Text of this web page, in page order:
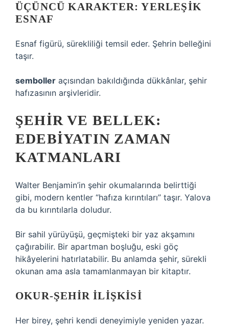
ÜÇÜNCÜ KARAKTER: YERLEŞIK
ESNAF
Esnaf figürü, sürekliliği temsil eder. Şehrin belleğini
taşır.
semboller açısından bakıldığında dükkânlar, şehir
hafızasının arşivleridir.
ŞEHIR VE BELLEK:
EDEBIYATIN ZAMAN
KATMANLARI
Walter Benjamin’in şehir okumalarında belirttiği
gibi, modern kentler “hafıza kırıntıları” taşır. Yalova
da bu kırıntılarla doludur.
Bir sahil yürüyüşü, geçmişteki bir yaz akşamını
çağırabilir. Bir apartman boşluğu, eski göç
hikâyelerini hatırlatabilir. Bu anlamda şehir, sürekli
okunan ama asla tamamlanmayan bir kitaptır.
OKUR-ŞEHIR İLIŞKISI
Her birey, şehri kendi deneyimiyle yeniden yazar.